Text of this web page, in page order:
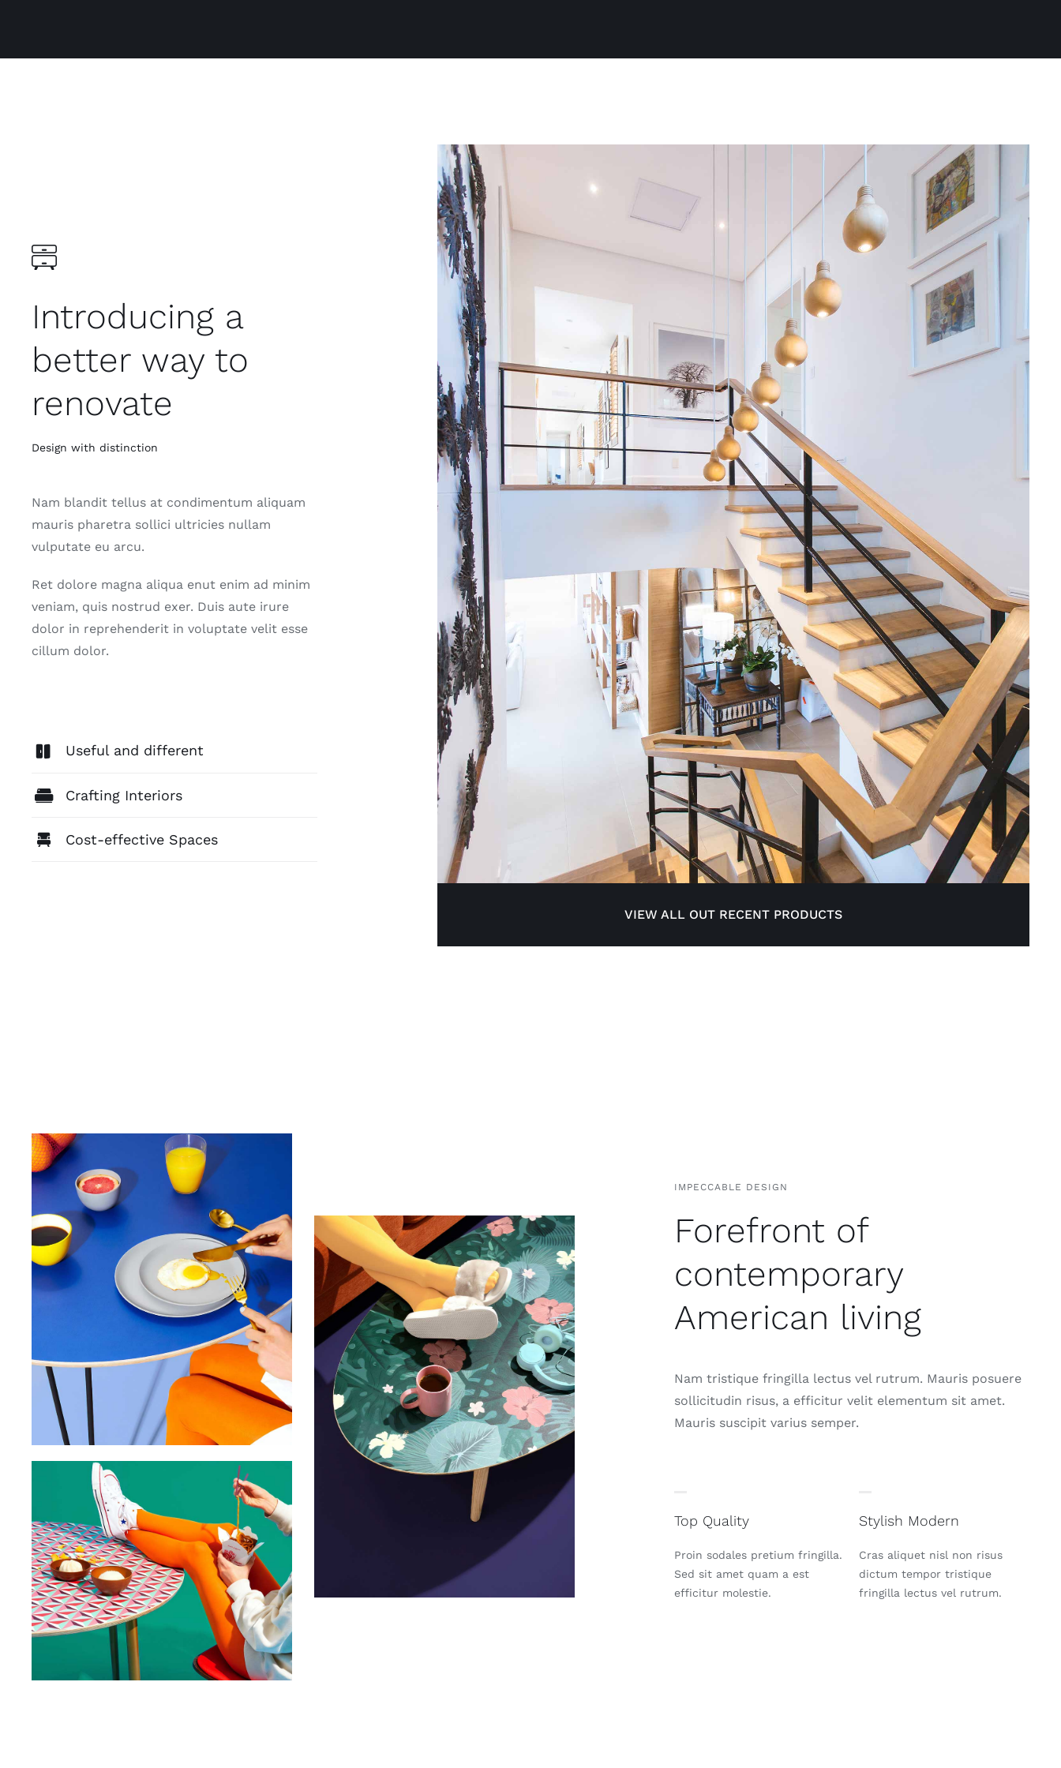
Introducing a
better way to
renovate
Design with distinction
Nam blandit tellus at condimentum aliquam
mauris pharetra sollici ultricies nullam
vulputate eu arcu.
Ret dolore magna aliqua enut enim ad minim
veniam, quis nostrud exer. Duis aute irure
dolor in reprehenderit in voluptate velit esse
cillum dolor.
Useful and different
Crafting Interiors
Cost-effective Spaces
VIEW ALL OUT RECENT PRODUCTS
IMPECCABLE DESIGN
Forefront of
contemporary
American living
Nam tristique fringilla lectus vel rutrum. Mauris posuere
sollicitudin risus, a efficitur velit elementum sit amet.
Mauris suscipit varius semper.
Top Quality
Proin sodales pretium fringilla.
Sed sit amet quam a est
efficitur molestie.
Stylish Modern
Cras aliquet nisl non risus
dictum tempor tristique
fringilla lectus vel rutrum.